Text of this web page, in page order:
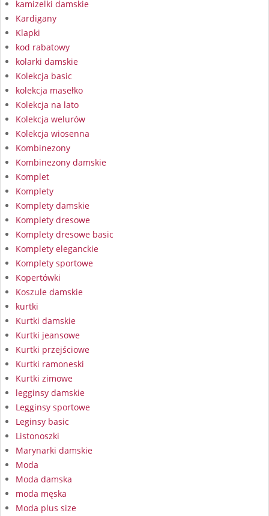
kamizelki damskie
Kardigany
Klapki
kod rabatowy
kolarki damskie
Kolekcja basic
kolekcja masełko
Kolekcja na lato
Kolekcja welurów
Kolekcja wiosenna
Kombinezony
Kombinezony damskie
Komplet
Komplety
Komplety damskie
Komplety dresowe
Komplety dresowe basic
Komplety eleganckie
Komplety sportowe
Kopertówki
Koszule damskie
kurtki
Kurtki damskie
Kurtki jeansowe
Kurtki przejściowe
Kurtki ramoneski
Kurtki zimowe
legginsy damskie
Legginsy sportowe
Leginsy basic
Listonoszki
Marynarki damskie
Moda
Moda damska
moda męska
Moda plus size